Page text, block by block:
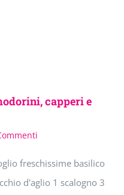
capperi e
freschissime basilico
d'aglio 1 scalogno 3